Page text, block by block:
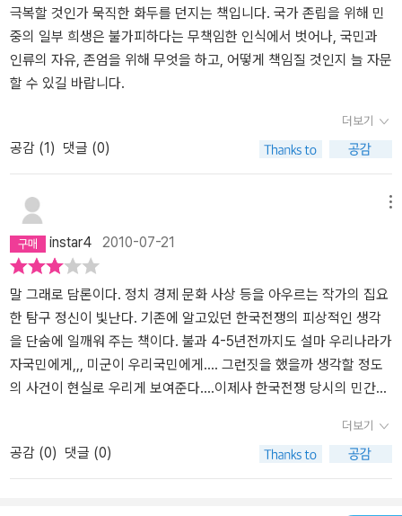
띄고 있었다. 그것이 또 다시 저자의 문제의식으로 연결되는 부분이
기도 하다. 그래서 저자는 한국전쟁의 영향을 연구하려는 출발점에서
더 나아가 한국전쟁 자체를 일단 다뤄야겠다는 생각에 이르게 된 것
이다. 한국전쟁은 베트남전쟁, 걸프전쟁, 이라크전쟁이 그러하듯이
라는 명칭도 아직은 잠정적일 수밖에 없다. (41쪽) 저자는 기존의 연
구에서 이상하게 간과하는 점을 지적해나가기도 한다. 예를 들어 힘
의 불균형 상태. 우리는 은연중 미, 소가 국제정치에서 대등한 영향력
을 가진 나라라는 전제하에 문제에 접근한다. 이것은 소련과 국제공
산주의의 위협을 과장했던 미국발 냉전적 사고의 영향이며 잘못된 가
정이다. (43쪽) 그래서 북한의 침공을 공산주의 진영의 자유세계 위
협이라고 대대적으로 선전한 것은 사실상 레토릭에 가까운 것이지 객
관적 혹은 주관적 위기를 표현한 것은 아니었다. 미국의 한반도 개입
역시 맞수가 되지 않는 북한과 싸우려는 것이 아니라 자신이 세운 나
라를 지켜 주지 않을 경우 잃을지도 모르는 미국의 국제적 위신 때문
이었다. (44쪽) 저자의 이런 지적들은 타당해 보인다. 게다가 아직까
지도 '통설'로 받아들여지는 내용들이 모두 저 잘못된 가정 하에서 논
어서 그런지 때때로는 굳이 언급하지 않아도 될 이론가들을 인용한다
던가 서론 부분에서 너무 당연한 이야기들을 조금은 지루하게 늘어놓
는다던가 혹은 사료를 다소 작위적으로 사용한다는 느낌이 있었다.
한 의도를 잘 보여주고 있다. 하지만 실제로 전쟁과 사회의 관계를 설
명하는 연결고리는 다소 투박하게 여겨지는 곳이 많다. 여기엔 몇 가
지 연유가 있는 것으로 보인다. 첫째, 저자는 한국전쟁에 관한 최근의
연구들이 수정주의와 전통주의의 대립을 넘어서야 한다고 강조는 하
묵적 비판으로 일관하고 있거나 대체로 미국의 자유주의 혹은 주류
적' 관점을 옹호하고 있다고 비판한다(39). 그는 공개된 자료의 비대
칭성, 사회주의권의 붕괴, 미국의 신패권주의 등의 영향에 알게 모르
게 편승해서는 안된다는 점을 강조하고 있다. 둘째, 이러한 관점은 많
은 부분에서 한국전쟁의 발발과 영향에 대한 책임의 소재가 미국과
이승만에게 귀속되게끔 한다. 이는 사실에 부합하는 면이 많기도 하
고 역사적 정의에 대한 독자의 도덕감정을 자극하기도 하지만 대체로
보수적이거나 조심스러운 태도를 보였던 기존의 논의들에 익숙해져
있었기에 '이 정도로 써도 되나' 싶은 불안감이 들 때도 있었다. 셋째,
전쟁과 사회의 관계를 논함에 있어서 저자는 한국이 여전히 전쟁으로
인해 형성된 국가와 사회임을 상기시키면서 다소 단정적으로 한국사
회의 성격을 규정한다. 이를테면 '피란사회'와 같은 용어들은 분석적
하는 감이 있었다. 그렇지만 이러한 요인들보다도 근본적인 사정은
따로 있다. 그것은 저자가 택하고 있는 이론적 관점이나 논지 전개 방
식이 아니라 한국전쟁 그리고 그것의 연장인 현대 한국사회라는 대상
극복할 것인가 묵직한 화두를 던지는 책입니다. 국가 존립을 위해 민
중의 일부 희생은 불가피하다는 무책임한 인식에서 벗어나, 국민과
인류의 자유, 존엄을 위해 무엇을 하고, 어떻게 책임질 것인지 늘 자문
할 수 있길 바랍니다.
더보기
공감 (1 ) 댓글 (0)
instar4 2010-07-21
말 그래로 담론이다. 정치 경제 문화 사상 등을 아우르는 작가의 집요
한 탐구 정신이 빛난다. 기존에 알고있던 한국전쟁의 피상적인 생각
을 단숨에 일깨워 주는 책이다. 불과 4-5년전까지도 설마 우리나라가
자국민에게,,, 미군이 우리국민에게.... 그런짓을 했을까 생각할 정도
의 사건이 현실로 우리게 보여준다....이제사 한국전쟁 당시의 민간인
당시는 하나의 센세이션을 일으키지 않았나 싶다...재미있고 읽은 책
중에 하나다...단지 역사 소재의 단순성이라든가 사료의 부족성이 있
었는지 각장마다 구분이 모호할 정도로 각장의 차이는 없었다...작가
더보기
공감 (0) 댓글 (0)